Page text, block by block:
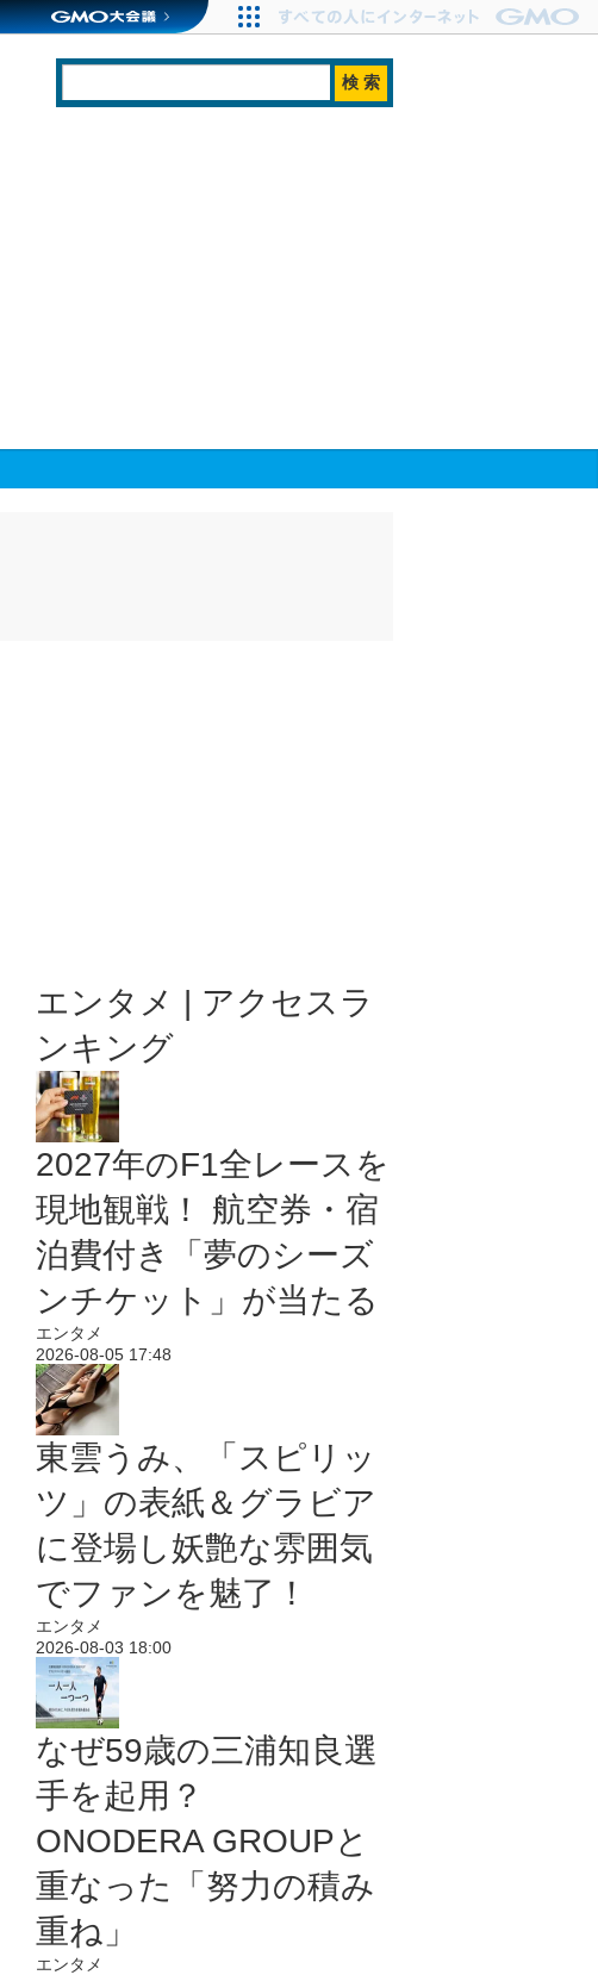
エンタメ | アクセスラ
ンキング
2027年のF1全レースを
現地観戦！ 航空券・宿
泊費付き「夢のシーズ
ンチケット」が当たる
エンタメ
2026-08-05 17:48
東雲うみ、「スピリッ
ツ」の表紙＆グラビア
に登場し妖艶な雰囲気
でファンを魅了！
エンタメ
2026-08-03 18:00
なぜ59歳の三浦知良選
手を起用？
ONODERA GROUPと
重なった「努力の積み
重ね」
エンタメ